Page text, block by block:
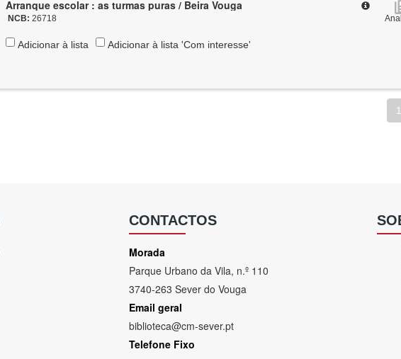
Arranque escolar : as turmas puras / Beira Vouga
NCB:26718
Adicionar à lista Adicionar à lista 'Com interesse'
1
CONTACTOS
Morada
Parque Urbano da Vila, n.º 110
3740-263 Sever do Vouga
Email geral
biblioteca@cm-sever.pt
Telefone Fixo